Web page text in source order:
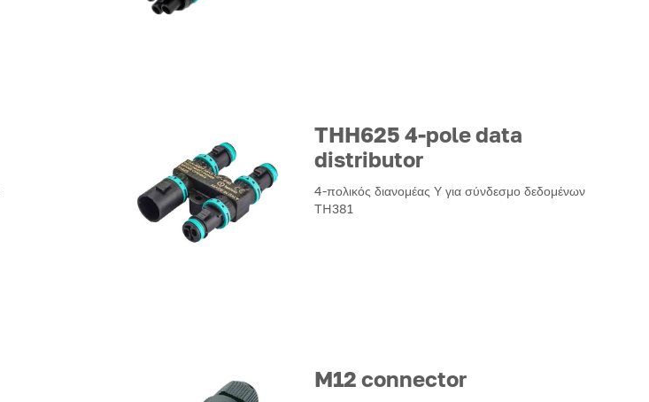
THH625 4-pole data
distributor
4-πολικός διανομέας Υ για σύνδεσμο δεδομένων
TH381
M12 connector